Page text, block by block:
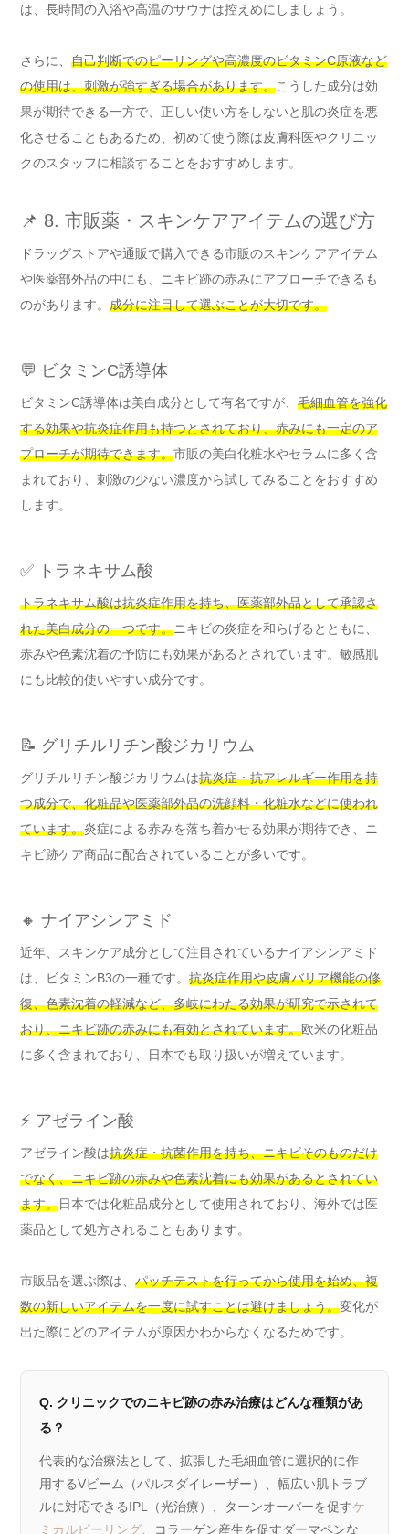
は、長時間の入浴や高温のサウナは控えめにしましょう。
さらに、 自己判断でのピーリングや高濃度のビタミンC原液など
の使用は、刺激が強すぎる場合があります。こうした成分は効
果が期待できる一方で、正しい使い方をしないと肌の炎症を悪
化させることもあるため、初めて使う際は皮膚科医やクリニッ
クのスタッフに相談することをおすすめします。
📌 8. 市販薬・スキンケアアイテムの選び方
ドラッグストアや通販で購入できる市販のスキンケアアイテム
や医薬部外品の中にも、ニキビ跡の赤みにアプローチできるも
のがあります。 成分に注目して選ぶことが大切です。
💬 ビタミンC誘導体
ビタミンC誘導体は美白成分として有名ですが、 毛細血管を強化
する効果や抗炎症作用も持つとされており、赤みにも一定のア
プローチが期待できます。市販の美白化粧水やセラムに多く含
まれており、刺激の少ない濃度から試してみることをおすすめ
します。
✅ トラネキサム酸
トラネキサム酸は抗炎症作用を持ち、医薬部外品として承認さ
れた美白成分の一つです。ニキビの炎症を和らげるとともに、
赤みや色素沈着の予防にも効果があるとされています。敏感肌
にも比較的使いやすい成分です。
📝 グリチルリチン酸ジカリウム
グリチルリチン酸ジカリウムは抗炎症・抗アレルギー作用を持
つ成分で、化粧品や医薬部外品の洗顔料・化粧水などに使われ
ています。炎症による赤みを落ち着かせる効果が期待でき、ニ
キビ跡ケア商品に配合されていることが多いです。
🔸 ナイアシンアミド
近年、スキンケア成分として注目されているナイアシンアミド
は、ビタミンB3の一種です。 抗炎症作用や皮膚バリア機能の修
復、色素沈着の軽減など、多岐にわたる効果が研究で示されて
おり、ニキビ跡の赤みにも有効とされています。欧米の化粧品
に多く含まれており、日本でも取り扱いが増えています。
⚡ アゼライン酸
アゼライン酸は抗炎症・抗菌作用を持ち、ニキビそのものだけ
でなく、ニキビ跡の赤みや色素沈着にも効果があるとされてい
ます。日本では化粧品成分として使用されており、海外では医
薬品として処方されることもあります。
市販品を選ぶ際は、 パッチテストを行ってから使用を始め、複
数の新しいアイテムを一度に試すことは避けましょう。変化が
出た際にどのアイテムが原因かわからなくなるためです。
Q. クリニックでのニキビ跡の赤み治療はどんな種類があ
る？
代表的な治療法として、拡張した毛細血管に選択的に作
用するVビーム（パルスダイレーザー）、幅広い肌トラブ
ルに対応できるIPL（光治療）、ターンオーバーを促すケ
ミカルピーリング 、コラーゲン産生を促すダーマペンな